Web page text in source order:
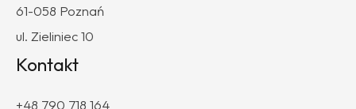
61-058 Poznań
ul. Zieliniec 10
Kontakt
+48 790 718 164